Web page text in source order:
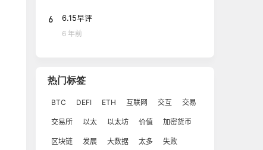
6 6.15早评
6 年前
热门标签
BTC DEFI ETH 互联网 交互 交易
交易所 以太 以太坊 价值 加密货币
区块链 发展 大数据 太多 失败